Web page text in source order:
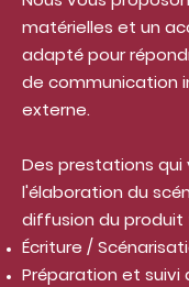
matérielles et un
adapté pour
de communication
externe.
Des prestations qui
l'élaboration du
diffusion du produit
Écriture /
Préparation et suivi